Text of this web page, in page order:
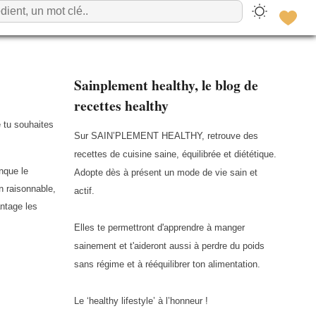
tu souhaites
le
raisonnable,
les
Sainplement healthy, le blog de
recettes healthy
Sur SAIN’PLEMENT HEALTHY, retrouve des
recettes de cuisine saine, équilibrée et diététique.
Adopte dès à présent un mode de vie sain et
actif.
Elles te permettront d'apprendre à manger
sainement et t'aideront aussi à perdre du poids
sans régime et à rééquilibrer ton alimentation.
Le ‘healthy lifestyle’ à l’honneur !